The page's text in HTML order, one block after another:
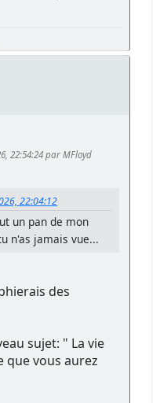
22:54:24 par MFloyd
22:04:12
un pan de mon
n'as jamais vue...
des
sujet: " La vie
que vous aurez